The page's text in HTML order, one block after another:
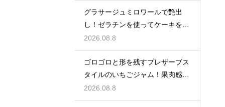
グラサージュミロワールで艶出
し！ゼラチンを使ってケーキを美
しく飾る
2026.08.8
ゴロゴロと形を残すプレザーブス
タイルのいちごジャム！果肉感を
たっぷり楽しむ美味しいレシピ
2026.08.8